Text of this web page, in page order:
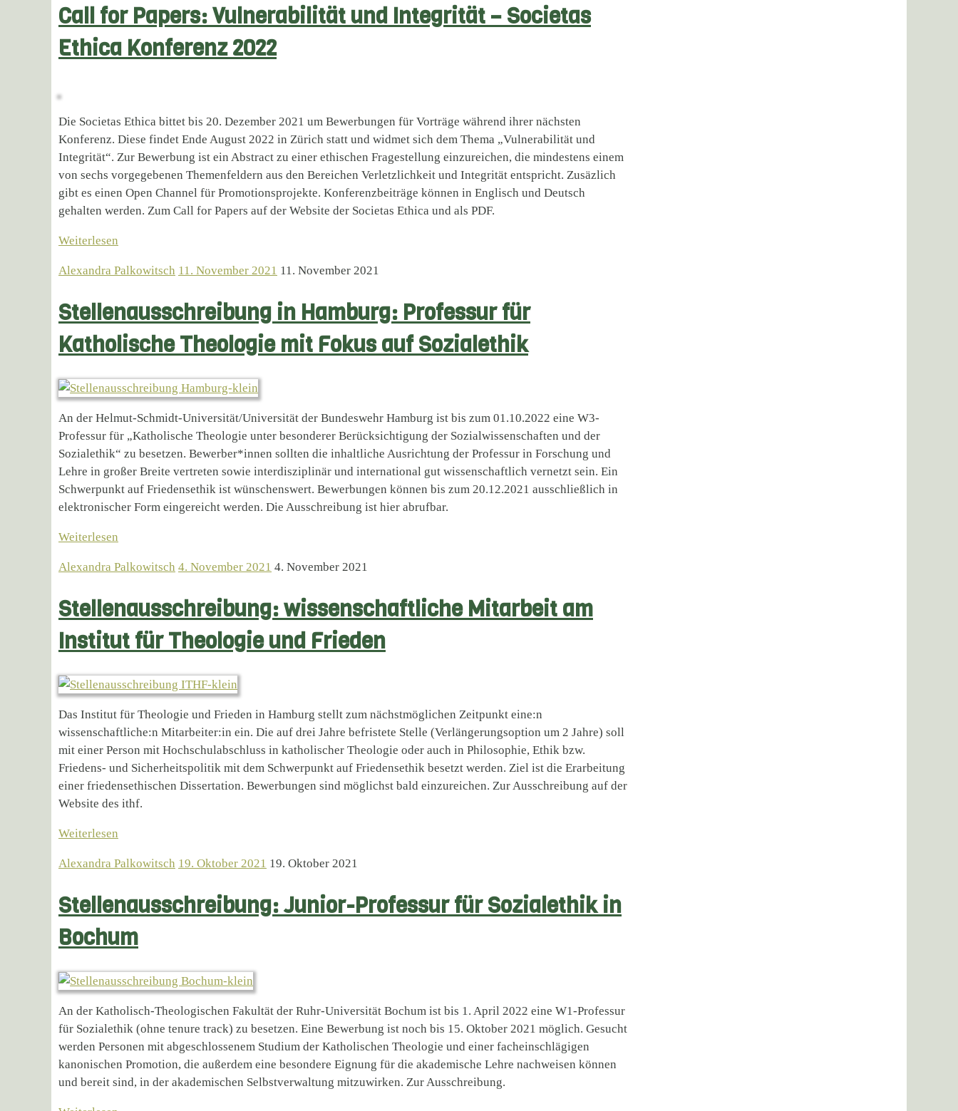
Call for Papers: Vulnerabilität und Integrität – Societas
Ethica Konferenz 2022
Die Societas Ethica bittet bis 20. Dezember 2021 um Bewerbungen für Vorträge während ihrer nächsten
Konferenz. Diese findet Ende August 2022 in Zürich statt und widmet sich dem Thema „Vulnerabilität und
Integrität“. Zur Bewerbung ist ein Abstract zu einer ethischen Fragestellung einzureichen, die mindestens einem
von sechs vorgegebenen Themenfeldern aus den Bereichen Verletzlichkeit und Integrität entspricht. Zusäzlich
gibt es einen Open Channel für Promotionsprojekte. Konferenzbeiträge können in Englisch und Deutsch
gehalten werden. Zum Call for Papers auf der Website der Societas Ethica und als PDF.
Weiterlesen
Alexandra Palkowitsch 11. November 2021 11. November 2021
Stellenausschreibung in Hamburg: Professur für
Katholische Theologie mit Fokus auf Sozialethik
An der Helmut-Schmidt-Universität/Universität der Bundeswehr Hamburg ist bis zum 01.10.2022 eine W3-
Professur für „Katholische Theologie unter besonderer Berücksichtigung der Sozialwissenschaften und der
Sozialethik“ zu besetzen. Bewerber*innen sollten die inhaltliche Ausrichtung der Professur in Forschung und
Lehre in großer Breite vertreten sowie interdisziplinär und international gut wissenschaftlich vernetzt sein. Ein
Schwerpunkt auf Friedensethik ist wünschenswert. Bewerbungen können bis zum 20.12.2021 ausschließlich in
elektronischer Form eingereicht werden. Die Ausschreibung ist hier abrufbar.
Weiterlesen
Alexandra Palkowitsch 4. November 2021 4. November 2021
Stellenausschreibung: wissenschaftliche Mitarbeit am
Institut für Theologie und Frieden
Das Institut für Theologie und Frieden in Hamburg stellt zum nächstmöglichen Zeitpunkt eine:n
wissenschaftliche:n Mitarbeiter:in ein. Die auf drei Jahre befristete Stelle (Verlängerungsoption um 2 Jahre) soll
mit einer Person mit Hochschulabschluss in katholischer Theologie oder auch in Philosophie, Ethik bzw.
Friedens- und Sicherheitspolitik mit dem Schwerpunkt auf Friedensethik besetzt werden. Ziel ist die Erarbeitung
einer friedensethischen Dissertation. Bewerbungen sind möglichst bald einzureichen. Zur Ausschreibung auf der
Website des ithf.
Weiterlesen
Alexandra Palkowitsch 19. Oktober 2021 19. Oktober 2021
Stellenausschreibung: Junior-Professur für Sozialethik in
Bochum
An der Katholisch-Theologischen Fakultät der Ruhr-Universität Bochum ist bis 1. April 2022 eine W1-Professur
für Sozialethik (ohne tenure track) zu besetzen. Eine Bewerbung ist noch bis 15. Oktober 2021 möglich. Gesucht
werden Personen mit abgeschlossenem Studium der Katholischen Theologie und einer facheinschlägigen
kanonischen Promotion, die außerdem eine besondere Eignung für die akademische Lehre nachweisen können
und bereit sind, in der akademischen Selbstverwaltung mitzuwirken. Zur Ausschreibung.